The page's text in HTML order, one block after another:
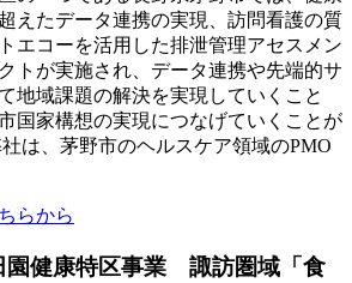
えたデータ連携の実現、訪問看護の質
エコーを活用した排泄管理アセスメン
トが実施され、データ連携や先端的サ
地域課題の解決を実現していくこと
国家構想の実現につなげていくことが
は、茅野市のヘルスケア領域のPMO
らから
園健康特区事業 諏訪圏域「食